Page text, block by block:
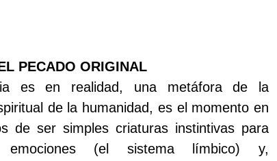
PECADO ORIGINAL
es en realidad, una metáfora de la
de la humanidad, es el momento en
de ser simples criaturas instintivas para
emociones (el sistema límbico) y,